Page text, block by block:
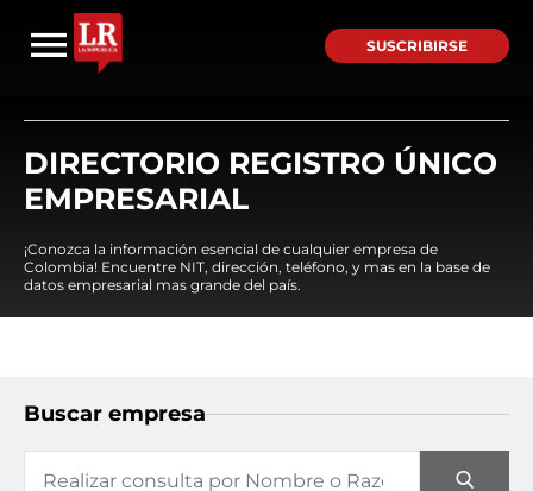
SUSCRIBIRSE
DIRECTORIO REGISTRO ÚNICO
EMPRESARIAL
¡Conozca la información esencial de cualquier empresa de
Colombia! Encuentre NIT, dirección, teléfono, y mas en la base de
datos empresarial mas grande del país.
Buscar empresa